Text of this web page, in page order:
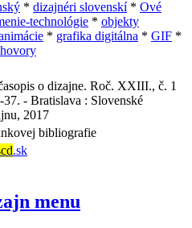
* dizajnéri slovenskí* Ové
technológie * objekty
* grafika digitálna * GIF *
o dizajne. Roč. XXIII., č. 1
37. - Bratislava : Slovenské
2017
bibliografie
.sk
menu